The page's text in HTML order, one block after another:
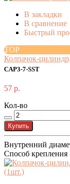
В закладки
В сравнение
Быстрый
TOP
Колпачок-
CAP3-7-SST
57 р.
Кол-во
Купить
Внутренний
Способ крепления